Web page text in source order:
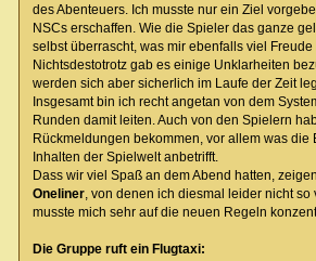
des Abenteuers. Ich musste nur ein Ziel
NSCs erschaffen. Wie die Spieler das ganze
selbst überrascht, was mir ebenfalls viel Freude
Nichtsdestotrotz gab es einige Unklarheiten
werden sich aber sicherlich im Laufe der Zeit
Insgesamt bin ich recht angetan von dem
Runden damit leiten. Auch von den Spielern
Rückmeldungen bekommen, vor allem was die
Inhalten der Spielwelt anbetrifft.
Dass wir viel Spaß an dem Abend hatten,
Oneliner, von denen ich diesmal leider nicht so
musste mich sehr auf die neuen Regeln
Die Gruppe ruft ein Flugtaxi: